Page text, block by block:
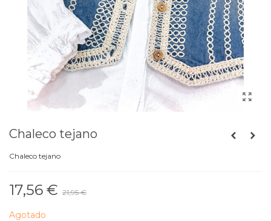
Chaleco tejano
Chaleco tejano
17,56 € 21,95 €
Agotado